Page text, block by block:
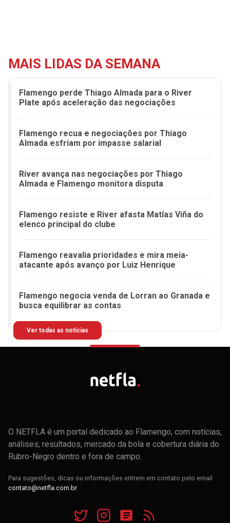
MAIS LIDAS DA SEMANA
Flamengo perde Thiago Almada para o River
Plate após aceleração das negociações
Flamengo recua e negociações por Thiago
Almada esfriam por impasse salarial
River avança nas negociações por Thiago
Almada e Flamengo monitora disputa
Flamengo resiste e River afasta Matías Viña do
elenco principal do clube
Flamengo reavalia prioridades e mira meia-
atacante após avanço por Luiz Henrique
Flamengo negocia venda de Lorran ao Granada e
busca equilibrar as contas
Ver todas as notícias
O NETFLA é um portal dedicado ao Flamengo, com notícias,
análises, resultados, mercado da bola e cobertura diária do
Rubro-Negro dentro e fora de campo.
Para sugestões, dicas ou informações entrem em contato pelo email
contato@netfla.com.br